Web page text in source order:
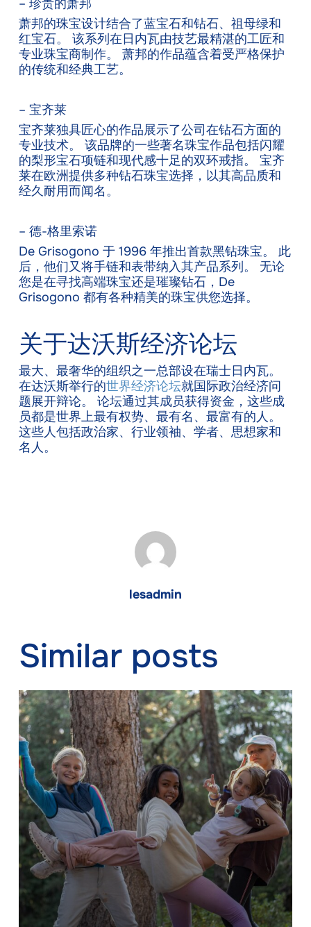
– 珍贵的萧邦
萧邦的珠宝设计结合了蓝宝石和钻石、祖母绿和
红宝石。 该系列在日内瓦由技艺最精湛的工匠和
专业珠宝商制作。 萧邦的作品蕴含着受严格保护
的传统和经典工艺。
– 宝齐莱
宝齐莱独具匠心的作品展示了公司在钻石方面的
专业技术。 该品牌的一些著名珠宝作品包括闪耀
的梨形宝石项链和现代感十足的双环戒指。 宝齐
莱在欧洲提供多种钻石珠宝选择，以其高品质和
经久耐用而闻名。
– 德-格里索诺
De Grisogono 于 1996 年推出首款黑钻珠宝。 此
后，他们又将手链和表带纳入其产品系列。 无论
您是在寻找高端珠宝还是璀璨钻石，De
Grisogono 都有各种精美的珠宝供您选择。
关于达沃斯经济论坛
最大、最奢华的组织之一总部设在瑞士日内瓦。
在达沃斯举行的世界经济论坛就国际政治经济问
题展开辩论。 论坛通过其成员获得资金，这些成
员都是世界上最有权势、最有名、最富有的人。
这些人包括政治家、行业领袖、学者、思想家和
名人。
lesadmin
Similar posts